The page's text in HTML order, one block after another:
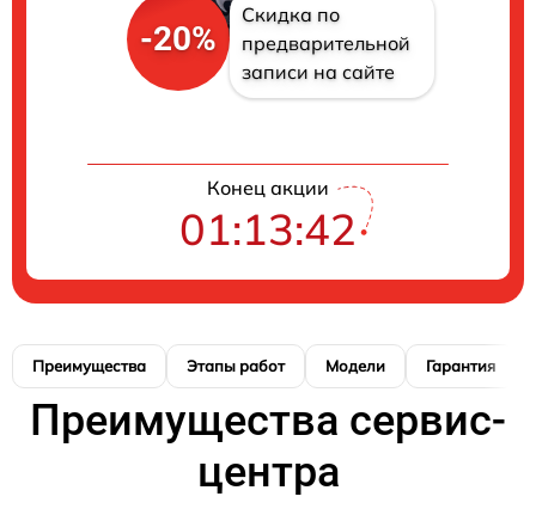
-20%
Скидка по
предварительной
записи на сайте
Конец акции
01:13:41
Преимущества Этапы работ Модели Гарантия
Преимущества сервис-
центра